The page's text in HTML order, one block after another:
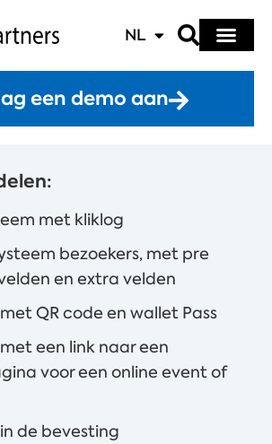
NL
een demo aan
met kliklog
bezoekers, met pre
en extra velden
QR code en wallet Pass
een link naar een
voor een online event of
de bevesting